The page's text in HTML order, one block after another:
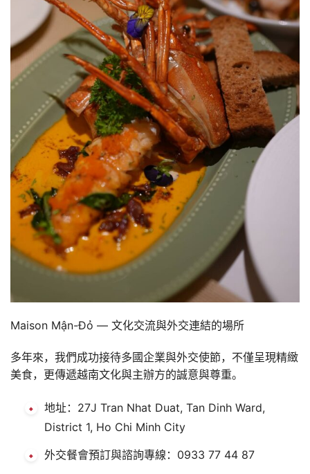
Maison Mận-Đỏ — 文化交流與外交連結的場所
多年來，我們成功接待多國企業與外交使節，不僅呈現精緻
美食，更傳遞越南文化與主辦方的誠意與尊重。
地址：27J Tran Nhat Duat, Tan Dinh Ward,
District 1, Ho Chi Minh City
外交餐會預訂與諮詢專線：0933 77 44 87